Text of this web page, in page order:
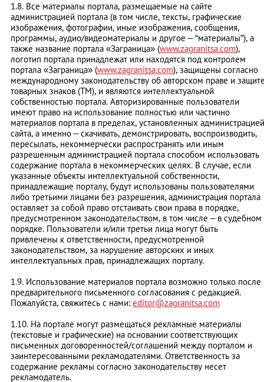
1.8. Все материалы портала, размещаемые на сайте
администрацией портала (в том числе, тексты, графические
изображения, фотографии, иные изображения, сообщения,
программы, аудио/видеоматериалы и другое – “материалы”), а
также название портала «Заграница» (www.zagranitsa.com),
логотип портала принадлежат или находятся под контролем
портала «Заграница» (www.zagranitsa.com), защищены согласно
международному законодательству об авторском праве и
товарных знаков (ТМ), и являются интеллектуальной
собственностью портала. Авторизированные пользователи
имеют право на использование полностью или частично
материалов портала в пределах, установленных администрацией
сайта, а именно – скачивать, демонстрировать, воспроизводить,
пересылать, некоммерчески распространять или иным
разрешенным администрацией портала способом использовать
содержание портала в некоммерческих целях. В случае, если
указанные объекты интеллектуальной собственности,
принадлежащие порталу, будут использованы пользователями
либо третьими лицами без разрешения, администрация портала
оставляет за собой право отстаивать свои права в порядке,
предусмотренном законодательством, в том числе – в судебном
порядке. Пользователи и/или третьи лица могут быть
привлечены к ответственности, предусмотренной
законодательством, за нарушение авторских и иных
интеллектуальных прав, принадлежащих порталу.
1.9. Использование материалов портала возможно только после
предварительного письменного согласования с редакцией.
Пожалуйста, свяжитесь с нами: editor@zagranitsa.com
1.10. На портале могут размещаться рекламные материалы
(текстовые и графические) на основании соответствующих
письменных договоренностей/соглашений между порталом и
заинтересованными рекламодателями. Ответственность за
содержание рекламы согласно законодательству несет
рекламодатель.